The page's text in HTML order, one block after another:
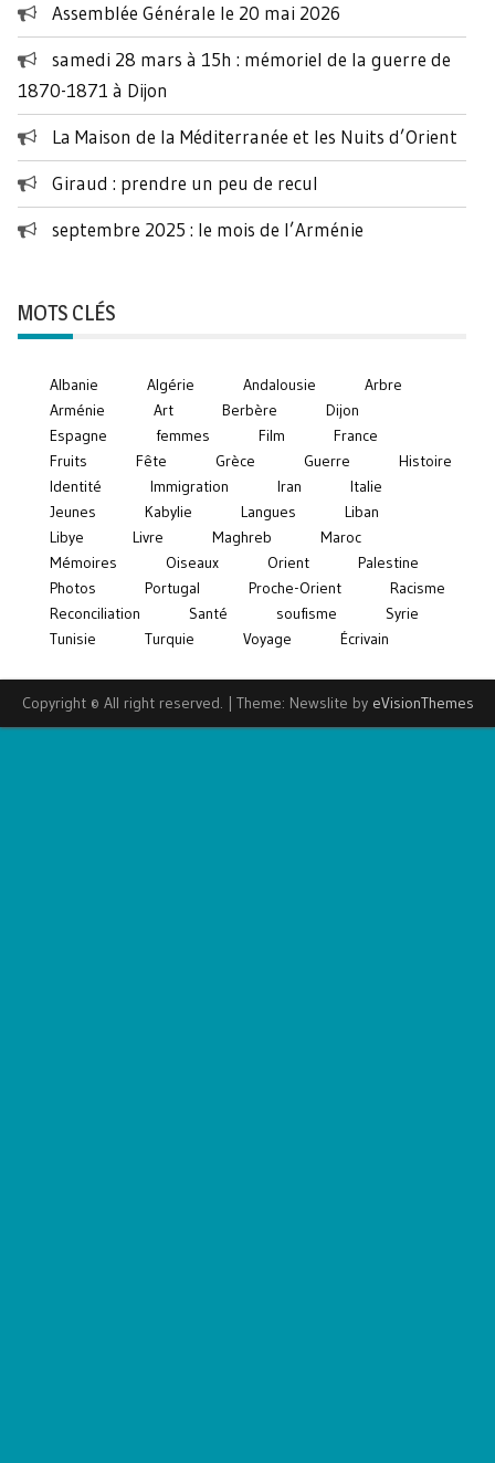
Assemblée Générale le 20 mai 2026
samedi 28 mars à 15h : mémoriel de la guerre de
1870-1871 à Dijon
La Maison de la Méditerranée et les Nuits d’Orient
Giraud : prendre un peu de recul
septembre 2025 : le mois de l’Arménie
MOTS CLÉS
Albanie Algérie Andalousie
Arbre
Arménie
Art Berbère
Dijon
Espagne
femmes Film
France
Fruits
Fête Grèce Guerre
Histoire
Identité
Immigration Iran
Italie
Jeunes
Kabylie Langues
Liban
Libye
Livre Maghreb
Maroc
Mémoires
Oiseaux Orient
Palestine
Photos
Portugal Proche-Orient
Racisme
Reconciliation
Santé soufisme
Syrie
Tunisie
Turquie Voyage Écrivain
Copyright © All right reserved. | Theme: Newslite by eVisionThemes